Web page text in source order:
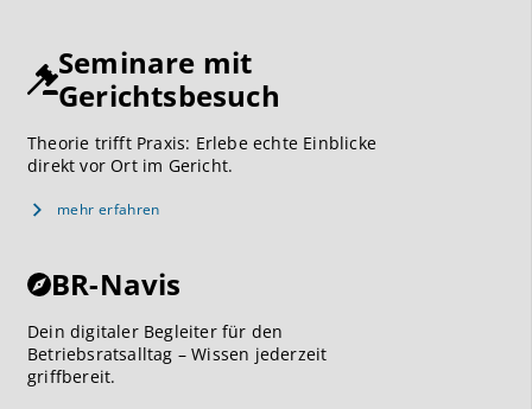
Seminare mit
Gerichtsbesuch
Theorie trifft Praxis: Erlebe echte Einblicke
direkt vor Ort im Gericht.
mehr erfahren
BR-Navis
Dein digitaler Begleiter für den
Betriebsratsalltag – Wissen jederzeit
griffbereit.